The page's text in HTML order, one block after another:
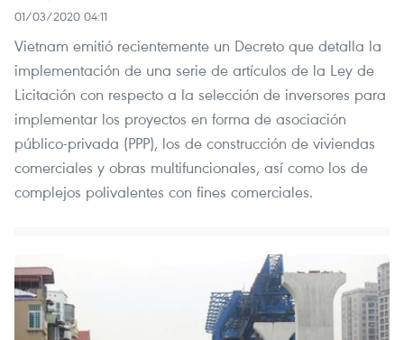
01/03/2020 04:11
Vietnam emitió recientemente un Decreto que detalla la
implementación de una serie de artículos de la Ley de
Licitación con respecto a la selección de inversores para
implementar los proyectos en forma de asociación
público-privada (PPP), los de construcción de viviendas
comerciales y obras multifuncionales, así como los de
complejos polivalentes con fines comerciales.